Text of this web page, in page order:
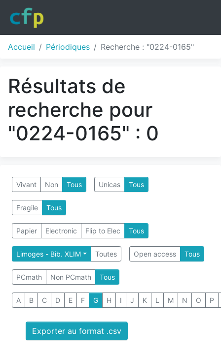
Accueil Périodiques Recherche : "0224-0165"
Résultats de
recherche pour
"0224-0165" : 0
Vivant Non Tous Unicas Tous
Fragile Tous
Papier Electronic Flip to Elec Tous
Limoges - Bib. XLIM Toutes Open access Tous
PCmath Non PCmath Tous
A B C D E F G H I J K L M N O P
Exporter au format .csv